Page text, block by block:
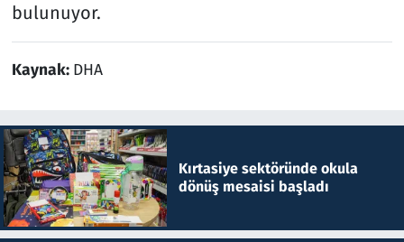
bulunuyor.
Kaynak: DHA
Kırtasiye sektöründe okula
dönüş mesaisi başladı